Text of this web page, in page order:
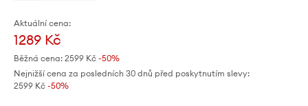
Aktuální cena:
1289 Kč
Běžná cena: 2599 Kč -50%
Nejnižší cena za posledních 30 dnů před poskytnutím slevy:
2599 Kč -50%